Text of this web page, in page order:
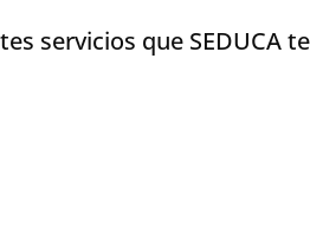
servicios que SEDUCA te